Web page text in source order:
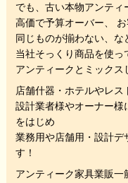
でも、 古い本物アンティ
高価で予算オーバー、 お
同じものが揃わない、 な
当社そっくり商品を使っ
アンティークとミックス
店舗什器・ホテルやレ
設計業者様やオーナー様
をはじめ
業務用や店舗用・設計デ
す！
アンティーク家具業販